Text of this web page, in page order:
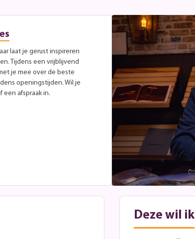
laat je gerust inspireren
Tijdens een vrijblijvend
je mee over de beste
openingstijden. Wil je
een afspraak in.
Deze wil ik